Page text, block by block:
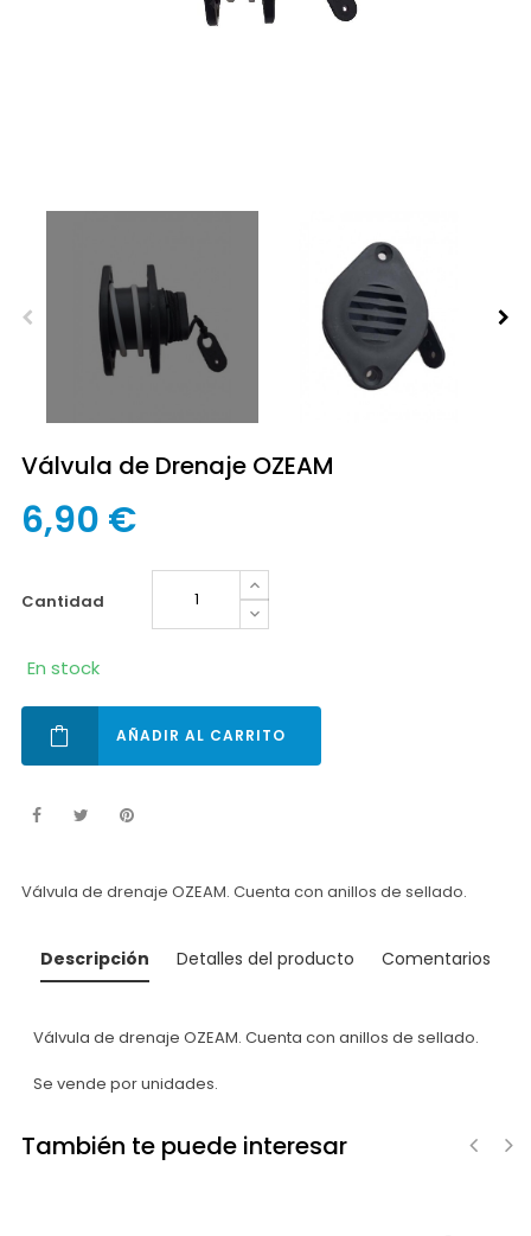
Válvula de Drenaje OZEAM
6,90 €
cantidad
En stock
AÑADIR AL CARRITO
Válvula de drenaje OZEAM. Cuenta con anillos de sellado.
Descripción Detalles del producto Comentarios
Válvula de drenaje OZEAM. Cuenta con anillos de sellado.
Se vende por unidades.
También te puede interesar